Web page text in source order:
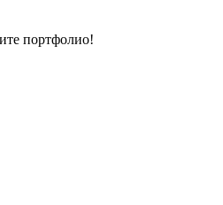
портфолио!